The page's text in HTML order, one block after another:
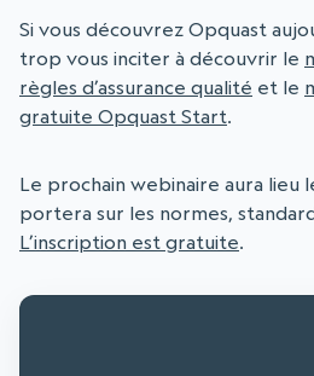
Si vous découvrez Opquast
trop vous inciter à découvrir le
règles d’assurance qualité et le
gratuite Opquast Start.
Le prochain webinaire aura lieu
portera sur les normes,
L’inscription est gratuite.